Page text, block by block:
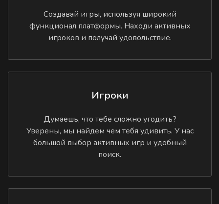
Создавай игры, используя широкий
функционал платформы. Находи активных
игроков и получай удовольствие.
Игроки
Думаешь, что тебе сложно угодить?
Уверены, мы найдем чем тебя удивить. У нас
большой выбор активных игр и удобный
поиск.